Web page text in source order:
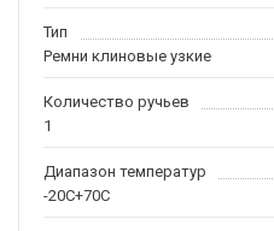
Тип
Ремни клиновые узкие
Количество ручьев
1
Диапазон температур
-20С+70С